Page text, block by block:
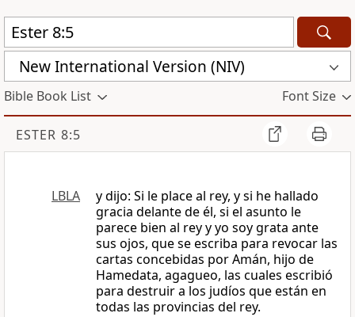
New International Version (NIV)
Bible Book List Font Size
ESTER 8:5
LBLA
y dijo: Si le place al rey, y si he hallado
gracia delante de él, si el asunto le
parece bien al rey y yo soy grata ante
sus ojos, que se escriba para revocar las
cartas concebidas por Amán, hijo de
Hamedata, agagueo, las cuales escribió
para destruir a los judíos que están en
todas las provincias del rey.